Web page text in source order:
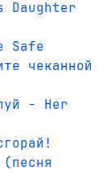
Daughter
Safe
чеканной
- Her